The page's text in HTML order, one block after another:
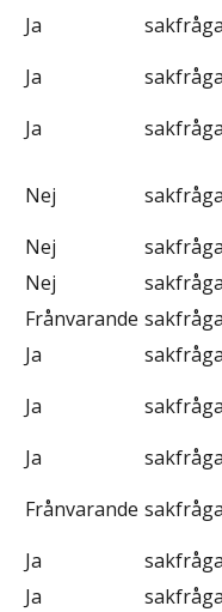
Ja
Ja
Ja
Nej
Nej
Nej
Frånvarande
Ja
Ja
Ja
Frånvarande
Ja
Ja